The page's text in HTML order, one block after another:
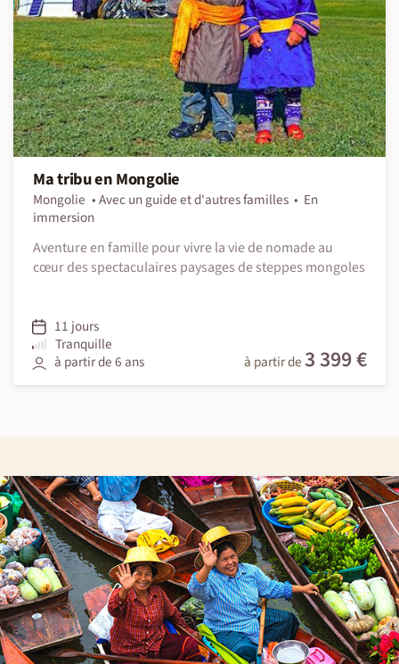
Ma tribu en Mongolie
Mongolie Avec un guide et d'autres familles
En
immersion
Aventure en famille pour vivre la vie de nomade au
cœur des spectaculaires paysages de steppes mongoles
11 jours
Tranquille
à partir de 6 ans
à partir de 3 399 €